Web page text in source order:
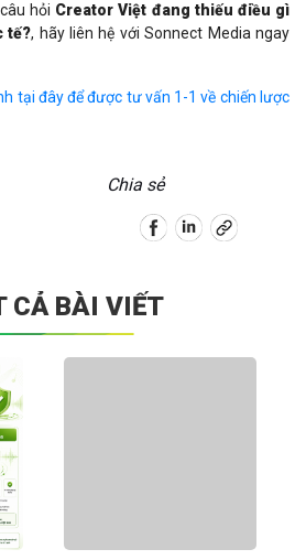
hỏi Creator Việt đang thiếu điều gì
tế?, hãy liên hệ với Sonnect Media ngay
tại đây để được tư vấn 1-1 về chiến lược
Chia sẻ
CẢ BÀI VIẾT